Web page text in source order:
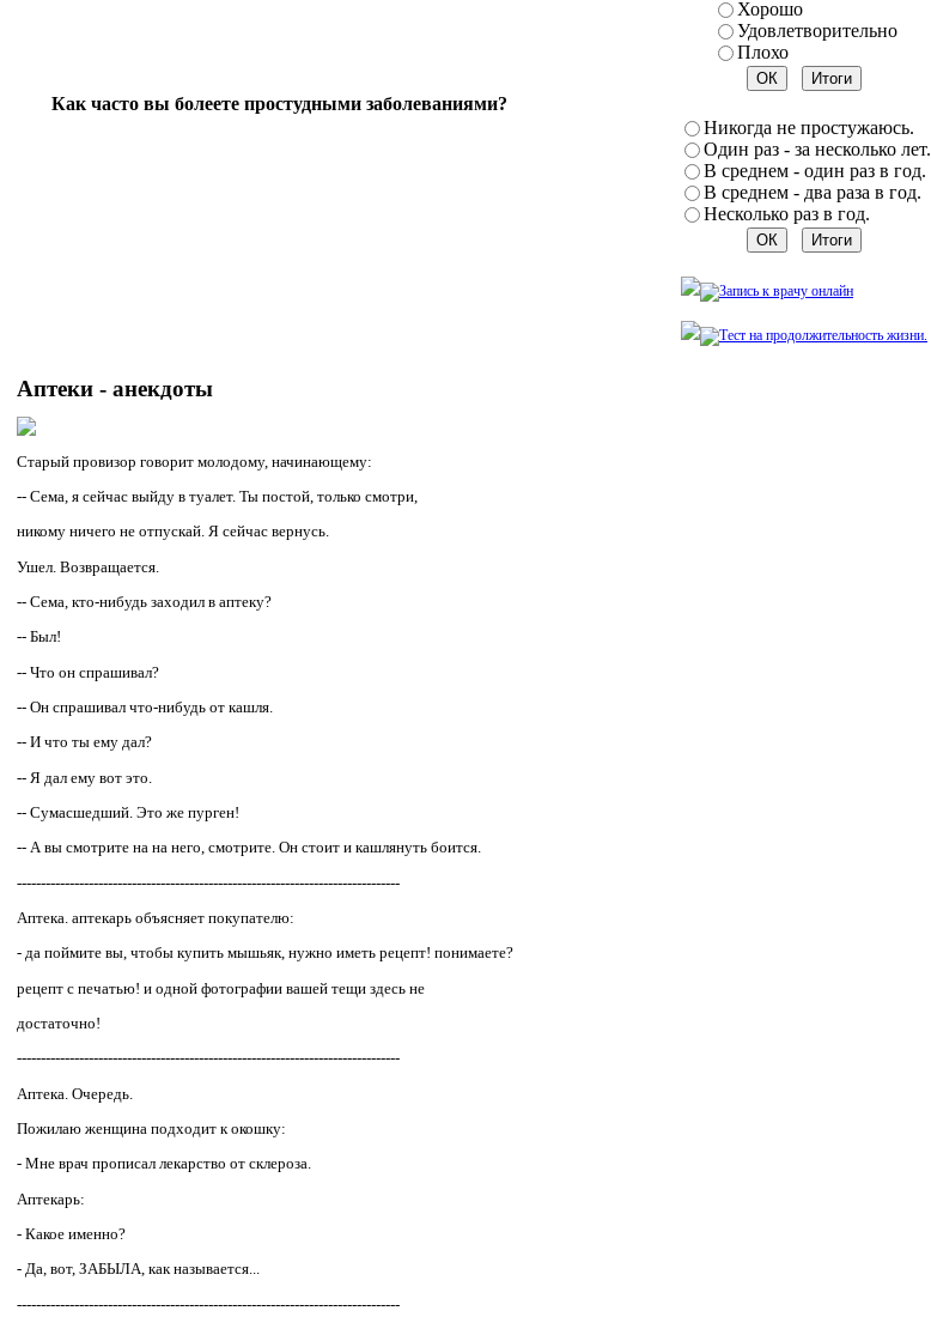
Хорошо
Удовлетворительно
Плохо
Как часто вы болеете простудными заболеваниями?
Никогда не простужаюсь.
Один раз - за несколько лет.
В среднем - один раз в год.
В среднем - два раза в год.
Несколько раз в год.
Аптеки - анекдоты
Старый провизор говорит молодому, начинающему:
-- Сема, я сейчас выйду в туалет. Ты постой, только смотри,
никому ничего не отпускай. Я сейчас вернусь.
Ушел. Возвращается.
-- Сема, кто-нибудь заходил в аптеку?
-- Был!
-- Что он спрашивал?
-- Он спрашивал что-нибудь от кашля.
-- И что ты ему дал?
-- Я дал ему вот это.
-- Сумасшедший. Это же пурген!
-- А вы смотрите на на него, смотрите. Он стоит и кашлянуть боится.
--------------------------------------------------------------------------------
Аптека. аптекарь объясняет покупателю:
- да поймите вы, чтобы купить мышьяк, нужно иметь рецепт! понимаете?
рецепт с печатью! и одной фотографии вашей тещи здесь не
достаточно!
--------------------------------------------------------------------------------
Аптека. Очередь.
Пожилаю женщина подходит к окошку:
- Мне врач прописал лекарство от склероза.
Аптекарь:
- Какое именно?
- Да, вот, ЗАБЫЛА, как называется...
--------------------------------------------------------------------------------